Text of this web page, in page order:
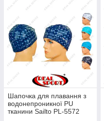
Шапочка для плавання з
водонепроникної PU
тканини Sailto PL-5572